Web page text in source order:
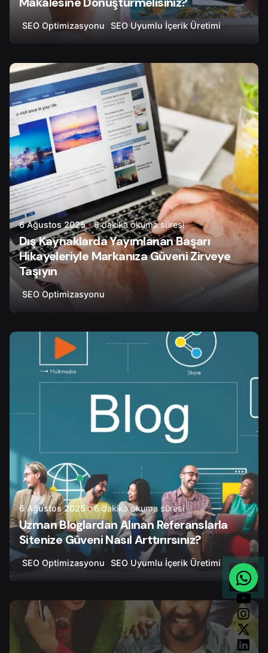
SEO Optimizasyonu SEO Uyumlu İçerik Üretimi
Yazar
Onur Ç.
6 Ağustos 2025 6 dakika okuma süresi
Dış Kaynaklarda Yayımlanan Başarı
Hikayeleriyle Markanıza Güveni Zirveye
Taşıyın
SEO Optimizasyonu
Yazar
Onur Ç.
6 Ağustos 2025 6 dakika okuma süresi
Uzman Bloglardan Alınan Referanslarla
Sitenize Güveni Nasıl Arttırırsınız?
SEO Optimizasyonu SEO Uyumlu İçerik Üretimi
Yazar
Onur Ç.